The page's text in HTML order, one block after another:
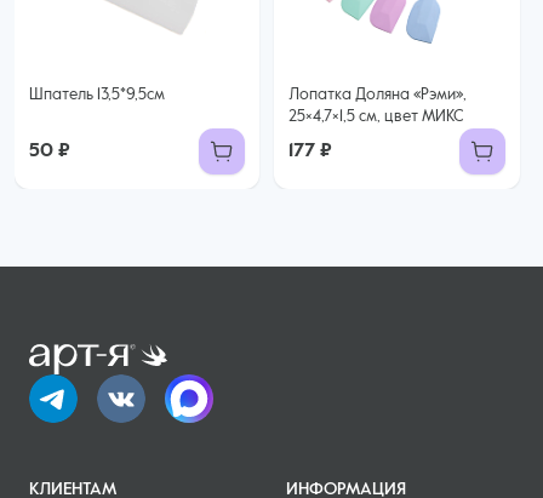
Шпатель 13,5*9,5см
50 ₽
Лопатка Доляна «Рэми»,
25×4,7×1,5 см, цвет МИКС
177 ₽
КЛИЕНТАМ ИНФОРМАЦИЯ